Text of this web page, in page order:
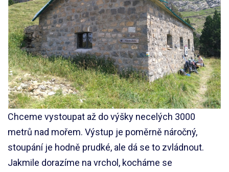
Chceme vystoupat až do výšky necelých 3000
metrů nad mořem. Výstup je poměrně náročný,
stoupání je hodně prudké, ale dá se to zvládnout.
Jakmile dorazíme na vrchol, kocháme se